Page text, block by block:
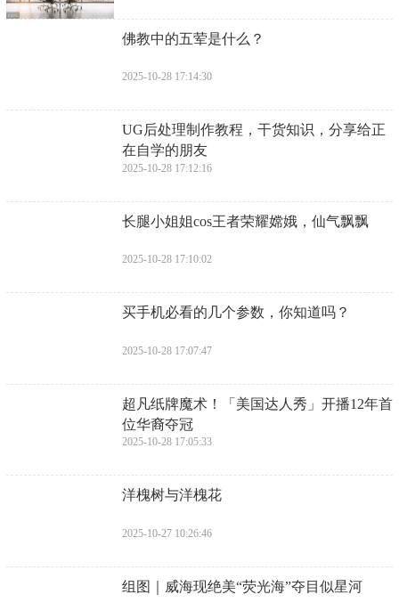
​佛教中的五荤是什么？
2025-10-28 17:14:30
​UG后处理制作教程，干货知识，分享给正
在自学的朋友
2025-10-28 17:12:16
​长腿小姐姐cos王者荣耀嫦娥，仙气飘飘
2025-10-28 17:10:02
​买手机必看的几个参数，你知道吗？
2025-10-28 17:07:47
​超凡纸牌魔术！「美国达人秀」开播12年首
位华裔夺冠
2025-10-28 17:05:33
​洋槐树与洋槐花
2025-10-27 10:26:46
​组图｜威海现绝美“荧光海”夺目似星河